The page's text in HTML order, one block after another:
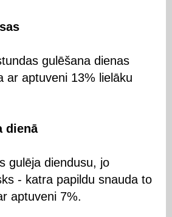
gulēšana dienas
ar aptuveni 13% lielāku
dienā
gulēja diendusu, jo
- katra papildu snauda to
aptuveni 7%.